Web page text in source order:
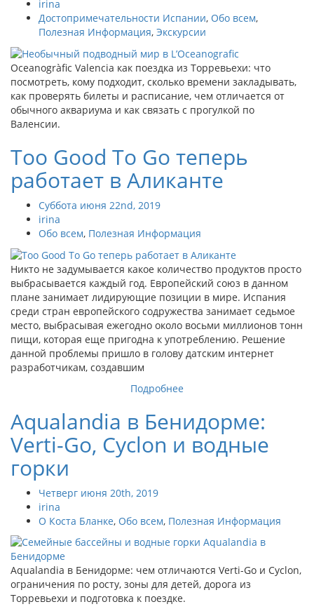
irina
Достопримечательности Испании, Обо всем,
Полезная Информация, Экскурсии
Oceanogràfic Valencia как поездка из Торревьехи: что
посмотреть, кому подходит, сколько времени закладывать,
как проверять билеты и расписание, чем отличается от
обычного аквариума и как связать с прогулкой по
Валенсии.
Too Good To Go теперь
работает в Аликанте
Суббота июня 22nd, 2019
irina
Обо всем, Полезная Информация
Никто не задумывается какое количество продуктов просто
выбрасывается каждый год. Европейский союз в данном
плане занимает лидирующие позиции в мире. Испания
среди стран европейского содружества занимает седьмое
место, выбрасывая ежегодно около восьми миллионов тонн
пищи, которая еще пригодна к употреблению. Решение
данной проблемы пришло в голову датским интернет
разработчикам, создавшим
Подробнее
Aqualandia в Бенидорме:
Verti-Go, Cyclon и водные
горки
Четверг июня 20th, 2019
irina
О Коста Бланке, Обо всем, Полезная Информация
Aqualandia в Бенидорме: чем отличаются Verti-Go и Cyclon,
ограничения по росту, зоны для детей, дорога из
Торревьехи и подготовка к поездке.